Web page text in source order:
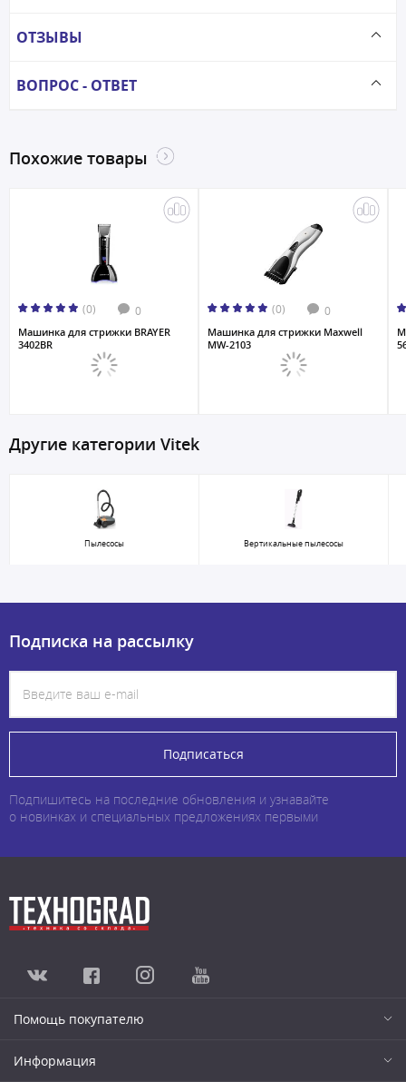
ОТЗЫВЫ
ВОПРОС - ОТВЕТ
Похожие товары
(0) 0
Машинка для стрижки BRAYER
3402BR
(0) 0
Машинка для стрижки Maxwell
MW-2103
Другие категории Vitek
Пылесосы Вертикальные пылесосы
Подписка на рассылку
Подписаться
Подпишитесь на последние обновления и узнавайте
о новинках и специальных предложениях первыми
Помощь покупателю
Информация